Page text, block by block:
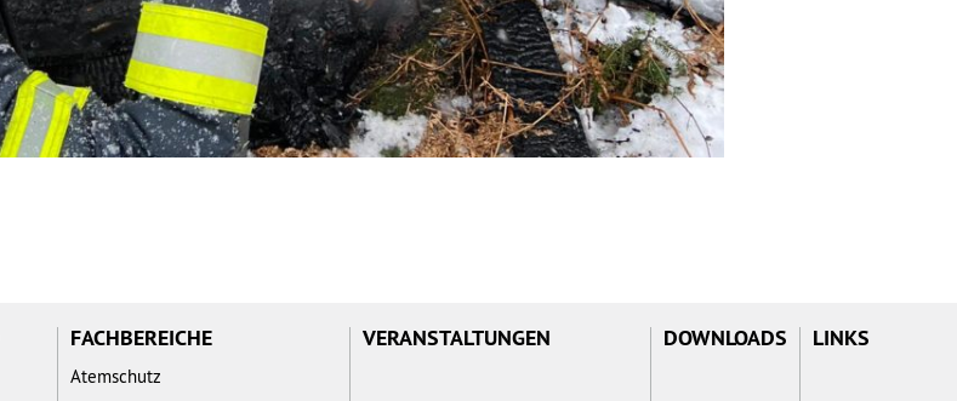
FACHBEREICHE
Atemschutz
VERANSTALTUNGEN DOWNLOADS LINKS